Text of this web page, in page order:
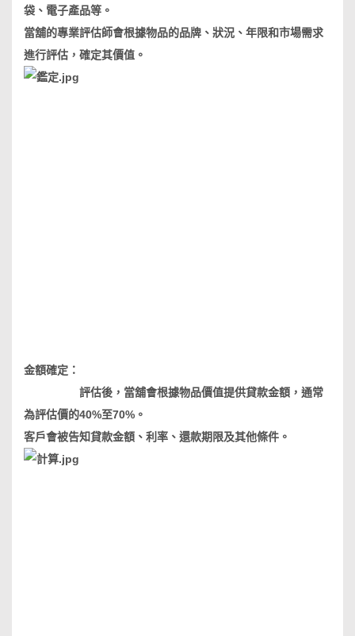
袋、電子產品等。
當舖的專業評估師會根據物品的品牌、狀況、年限和市場需求
進行評估，確定其價值。
金額確定：
評估後，當舖會根據物品價值提供貸款金額，通常
為評估價的40%至70%。
客戶會被告知貸款金額、利率、還款期限及其他條件。